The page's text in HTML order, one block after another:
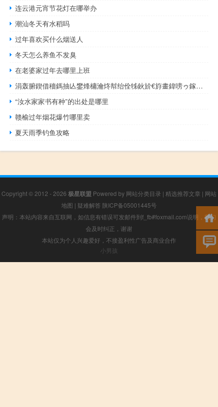
连云港元宵节花灯在哪举办
潮汕冬天有水稻吗
过年喜欢买什么烟送人
冬天怎么养鱼不发臭
在老婆家过年去哪里上班
涓轰腑鍥借穯鎷抽亾鐢烽槦瀹炵幇绐佺牬鈥斺€斿畫鍏嗙ゥ鎵惧噯鍔姏鏂瑰悜 到底什么情况嘞
“汝水家家书有种”的出处是哪里
赣榆过年烟花爆竹哪里卖
夏天雨季钓鱼攻略
Copyright © 2012 - 2026 极星联盟 Powered by 网站分类目录 | 精选推荐文章 | 网站
地图 | 疑难解答 陕ICP备05001445号
声明：本站内容来自互联网，如信息有错误可发邮件到f_fb#foxmail.com说明，我们
会及时纠正，谢谢
本站仅为个人兴趣爱好，不接盈利性广告及商业合作
小男孩